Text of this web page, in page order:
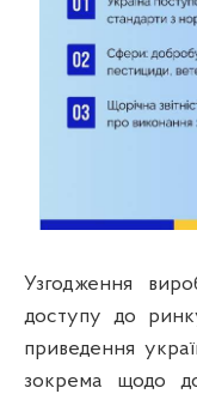
Узгодження
доступу до
приведення
зокрема щодо